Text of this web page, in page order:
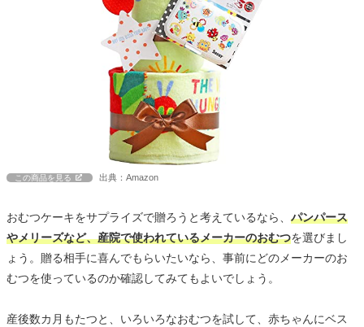
この商品を見る 出典：Amazon
おむつケーキをサプライズで贈ろうと考えているなら、 パンパース
やメリーズなど、産院で使われているメーカーのおむつを選びまし
ょう。贈る相手に喜んでもらいたいなら、事前にどのメーカーのお
むつを使っているのか確認してみてもよいでしょう。
産後数カ月もたつと、いろいろなおむつを試して、赤ちゃんにベス